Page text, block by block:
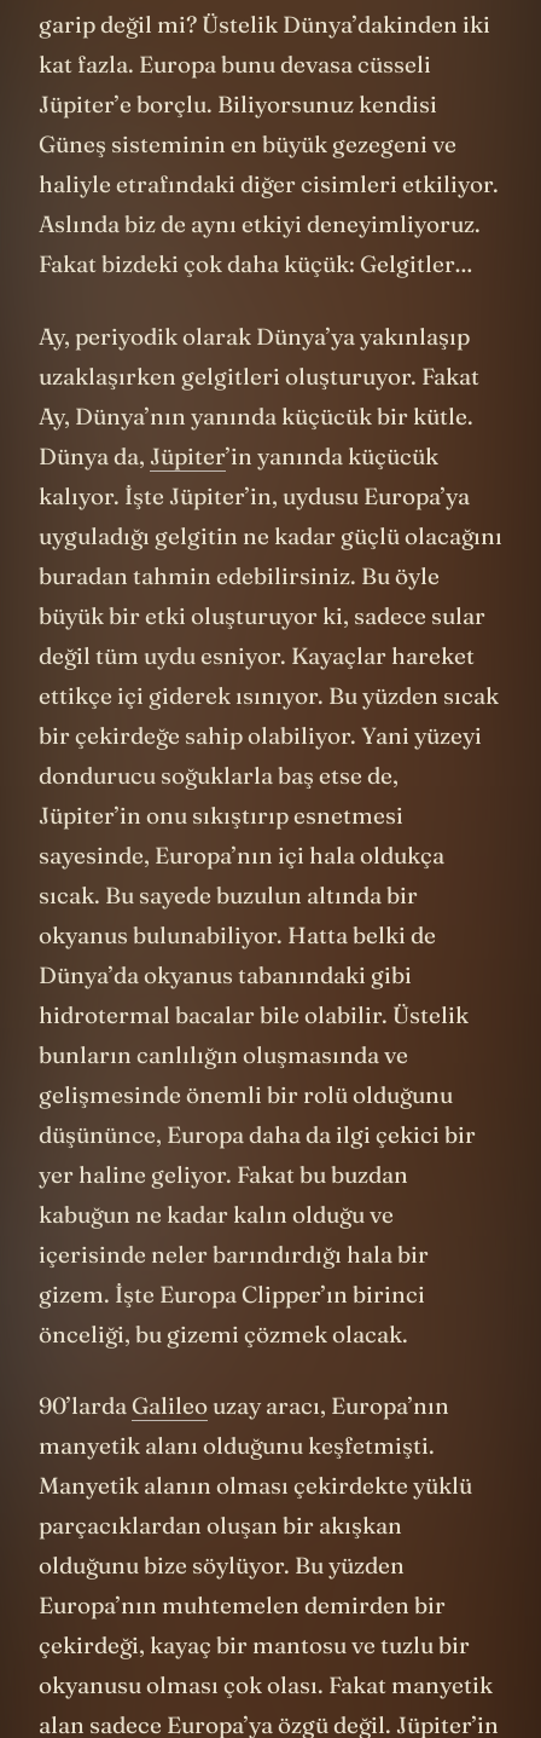
garip değil mi? Üstelik Dünya’dakinden iki
kat fazla. Europa bunu devasa cüsseli
Jüpiter’e borçlu. Biliyorsunuz kendisi
Güneş sisteminin en büyük gezegeni ve
haliyle etrafındaki diğer cisimleri etkiliyor.
Aslında biz de aynı etkiyi deneyimliyoruz.
Fakat bizdeki çok daha küçük: Gelgitler…
Ay, periyodik olarak Dünya’ya yakınlaşıp
uzaklaşırken gelgitleri oluşturuyor. Fakat
Ay, Dünya’nın yanında küçücük bir kütle.
Dünya da, Jüpiter’in yanında küçücük
kalıyor. İşte Jüpiter’in, uydusu Europa’ya
uyguladığı gelgitin ne kadar güçlü olacağını
buradan tahmin edebilirsiniz. Bu öyle
büyük bir etki oluşturuyor ki, sadece sular
değil tüm uydu esniyor. Kayaçlar hareket
ettikçe içi giderek ısınıyor. Bu yüzden sıcak
bir çekirdeğe sahip olabiliyor. Yani yüzeyi
dondurucu soğuklarla baş etse de,
Jüpiter’in onu sıkıştırıp esnetmesi
sayesinde, Europa’nın içi hala oldukça
sıcak. Bu sayede buzulun altında bir
okyanus bulunabiliyor. Hatta belki de
Dünya’da okyanus tabanındaki gibi
hidrotermal bacalar bile olabilir. Üstelik
bunların canlılığın oluşmasında ve
gelişmesinde önemli bir rolü olduğunu
düşününce, Europa daha da ilgi çekici bir
yer haline geliyor. Fakat bu buzdan
kabuğun ne kadar kalın olduğu ve
içerisinde neler barındırdığı hala bir
gizem. İşte Europa Clipper’ın birinci
önceliği, bu gizemi çözmek olacak.
90’larda Galileouzay aracı, Europa’nın
manyetik alanı olduğunu keşfetmişti.
Manyetik alanın olması çekirdekte yüklü
parçacıklardan oluşan bir akışkan
olduğunu bize söylüyor. Bu yüzden
Europa’nın muhtemelen demirden bir
çekirdeği, kayaç bir mantosu ve tuzlu bir
okyanusu olması çok olası. Fakat manyetik
alan sadece Europa’ya özgü değil. Jüpiter’in